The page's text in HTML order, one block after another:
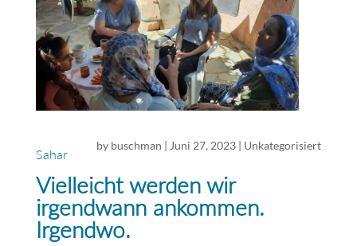
Sahar
by buschman | Juni 27, 2023 | Unkategorisiert
Vielleicht werden wir
irgendwann ankommen.
Irgendwo.